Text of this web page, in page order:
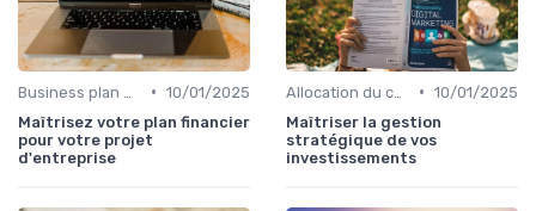
• 10/01/2025
Maîtrisez votre plan financier
pour votre projet
d'entreprise
• 10/01/2025
Maîtriser la gestion
stratégique de vos
investissements